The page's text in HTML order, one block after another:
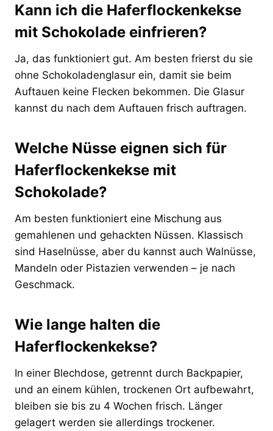
Kann ich die Haferflockenkekse
mit Schokolade einfrieren?
Ja, das funktioniert gut. Am besten frierst du sie
ohne Schokoladenglasur ein, damit sie beim
Auftauen keine Flecken bekommen. Die Glasur
kannst du nach dem Auftauen frisch auftragen.
Welche Nüsse eignen sich für
Haferflockenkekse mit
Schokolade?
Am besten funktioniert eine Mischung aus
gemahlenen und gehackten Nüssen. Klassisch
sind Haselnüsse, aber du kannst auch Walnüsse,
Mandeln oder Pistazien verwenden – je nach
Geschmack.
Wie lange halten die
Haferflockenkekse?
In einer Blechdose, getrennt durch Backpapier,
und an einem kühlen, trockenen Ort aufbewahrt,
bleiben sie bis zu 4 Wochen frisch. Länger
gelagert werden sie allerdings trockener.